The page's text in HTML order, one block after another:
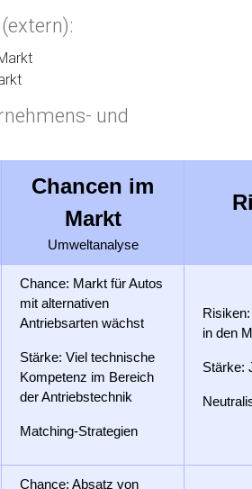
und
Chancen im
Markt
Umweltanalyse
Chance: Markt für Autos
mit alternativen
Antriebsarten wächst
Stärke: Viel technische
Kompetenz im Bereich
der Antriebstechnik
Matching-Strategien
Risiken
in den
Stärke:
Chance: Absatz von